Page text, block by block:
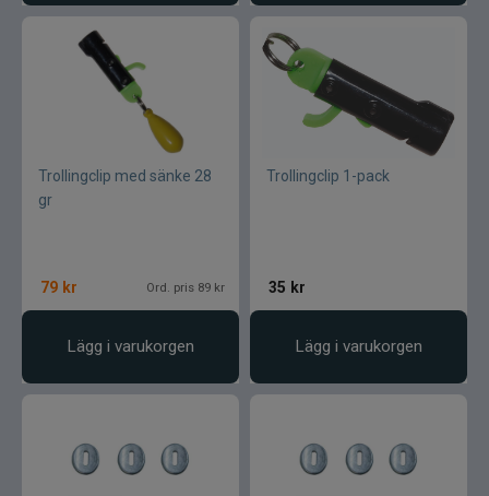
Trollingclip med sänke 28
gr
79 kr Ord. pris 89 kr
Lägg i varukorgen
Trollingclip 1-pack
35 kr
Lägg i varukorgen